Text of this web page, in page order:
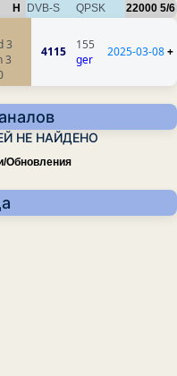
H DVB-S QPSK 22000 5/6
3
3
4115
155
ger
2025-03-08+
НЕ НАЙДЕНО
Обновления